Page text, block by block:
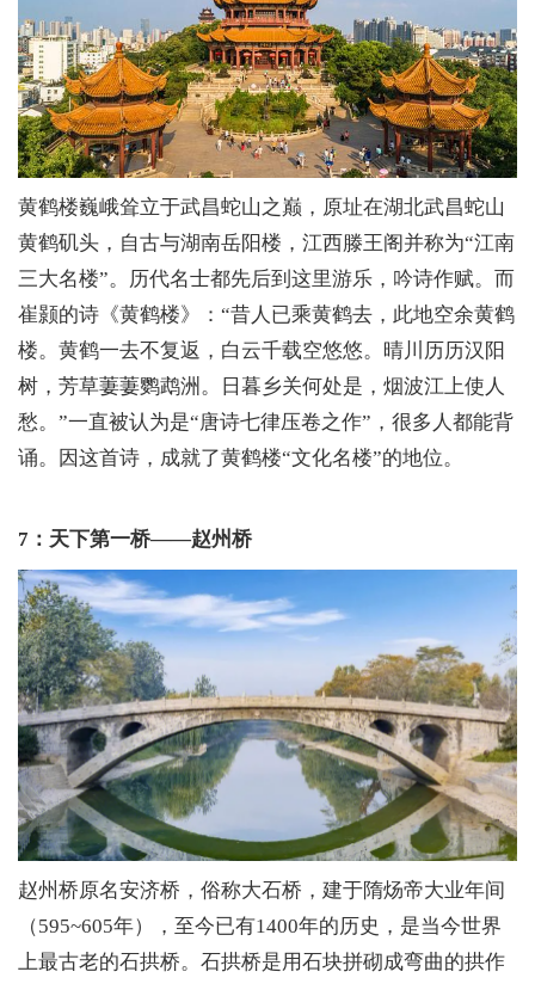
黄鹤楼巍峨耸立于武昌蛇山之巅，原址在湖北武昌蛇山
黄鹤矶头，自古与湖南岳阳楼，江西滕王阁并称为“江南
三大名楼”。历代名士都先后到这里游乐，吟诗作赋。而
崔颢的诗《黄鹤楼》：“昔人已乘黄鹤去，此地空余黄鹤
楼。黄鹤一去不复返，白云千载空悠悠。晴川历历汉阳
树，芳草萋萋鹦鹉洲。日暮乡关何处是，烟波江上使人
愁。”一直被认为是“唐诗七律压卷之作”，很多人都能背
诵。因这首诗，成就了黄鹤楼“文化名楼”的地位。
7：天下第一桥——赵州桥
赵州桥原名安济桥，俗称大石桥，建于隋炀帝大业年间
（595~605年），至今已有1400年的历史，是当今世界
上最古老的石拱桥。石拱桥是用石块拼砌成弯曲的拱作